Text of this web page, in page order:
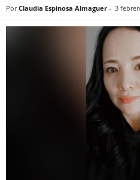
Por Claudia Espinosa Almaguer - 3